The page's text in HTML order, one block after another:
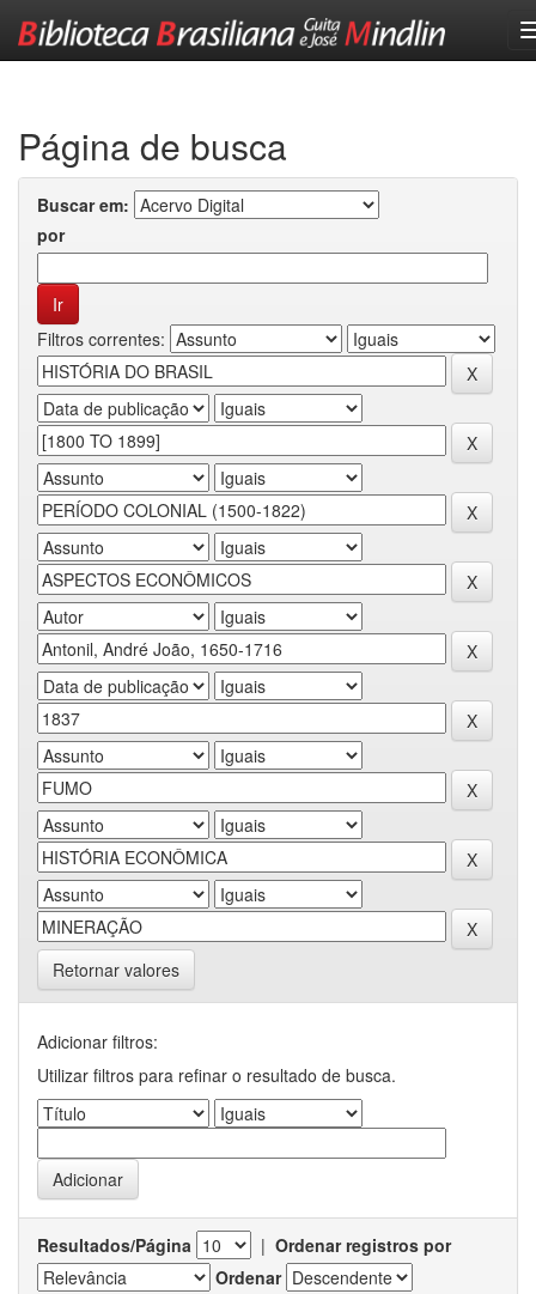
Página de busca
Buscar em:
por
Filtros correntes:
Retornar valores
Adicionar filtros:
Utilizar filtros para refinar o resultado de busca.
Resultados/Página | Ordenar registros por
Ordenar